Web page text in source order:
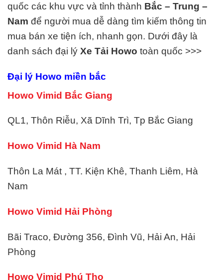
quốc các khu vực và tỉnh thành Bắc – Trung –
Nam để người mua dễ dàng tìm kiếm thông tin
mua bán xe tiện ích, nhanh gọn. Dưới đây là
danh sách đại lý Xe Tải Howo toàn quốc >>>
Đại lý Howo miền bắc
Howo Vimid Bắc Giang
QL1, Thôn Riễu, Xã Dĩnh Trì, Tp Bắc Giang
Howo Vimid Hà Nam
Thôn La Mát , TT. Kiện Khê, Thanh Liêm, Hà
Nam
Howo Vimid Hải Phòng
Bãi Traco, Đường 356, Đình Vũ, Hải An, Hải
Phòng
Howo Vimid Phú Thọ